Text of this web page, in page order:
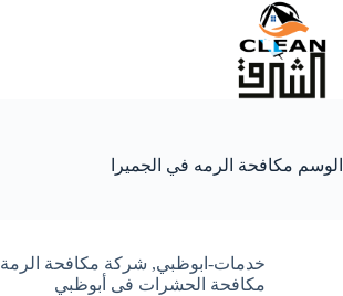
التجاوز
المحتوى
الوسم مكافحة الرمه في الجميرا
خدمات-ابوظبي, شركة مكافحة الرمة
مكافحة الحشرات فى أبوظبي